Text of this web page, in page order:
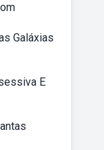
Galáxias
E